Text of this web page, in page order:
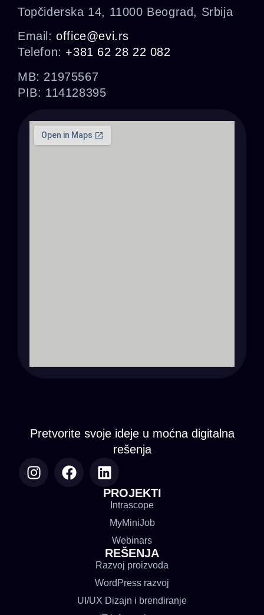
Topčiderska 14, 11000 Beograd, Srbija
Email:office@evi.rs
Telefon: +381 62 28 22 082
MB: 21975567
PIB: 114128395
Pretvorite svoje ideje u moćna digitalna
rešenja
PROJEKTI
Intrascope
MyMiniJob
Webinars
REŠENJA
Razvoj proizvoda
WordPress razvoj
UI/UX Dizajn i brendiranje